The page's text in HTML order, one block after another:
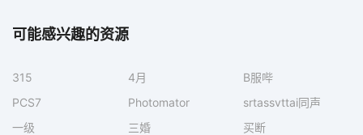
可能感兴趣的资源
315 4月
B服哔
PCS7
Photomator
srtassvttai同声
一级
三婚
买断